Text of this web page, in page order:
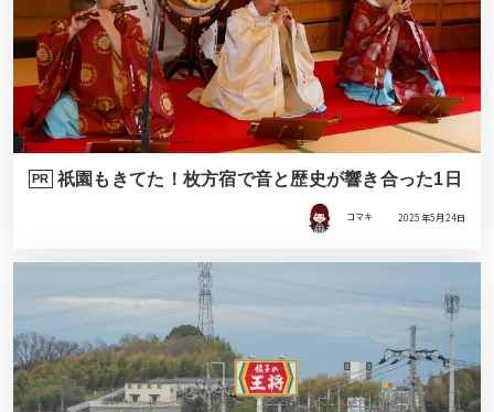
PR 祇園もきてた！枚方宿で音と歴史が響き合った1日
コマキ 2025年5月24日